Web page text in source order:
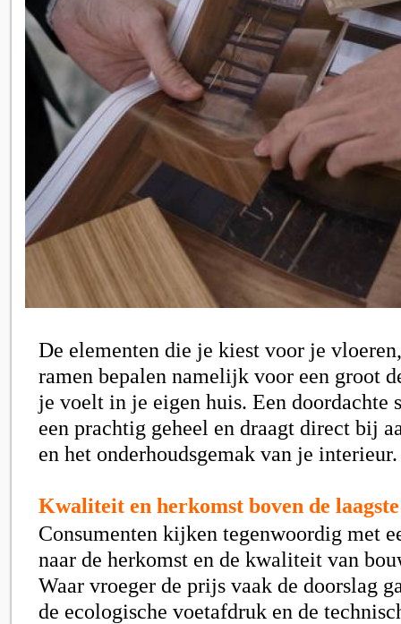
De elementen die je kiest voor je
ramen bepalen namelijk voor een groot
je voelt in je eigen huis. Een doordachte
een prachtig geheel en draagt direct bij
en het onderhoudsgemak van je interieur.
Kwaliteit en herkomst boven de
Consumenten kijken tegenwoordig met
naar de herkomst en de kwaliteit van
Waar vroeger de prijs vaak de doorslag
de ecologische voetafdruk en de